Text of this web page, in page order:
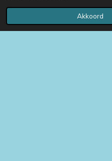
Akkoord
Telefoonnummer